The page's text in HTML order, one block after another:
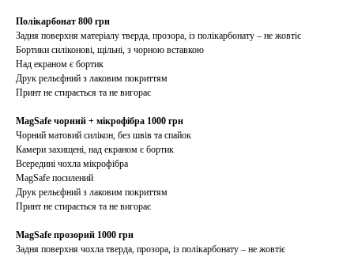
Полікарбонат 800 грн
Задня поверхня матеріалу тверда, прозора, із полікарбонату – не жовтіє
Бортики силіконові, щільні, з чорною вставкою
Над екраном є бортик
Друк рельєфний з лаковим покриттям
Принт не стирається та не вигорає
MagSafe чорний + мікрофібра 1000 грн
Чорний матовий силікон, без швів та спайок
Камери захищені, над екраном є бортик
Всередині чохла мікрофібра
MagSafe посилений
Друк рельєфний з лаковим покриттям
Принт не стирається та не вигорає
MagSafe прозорий 1000 грн
Задня поверхня чохла тверда, прозора, із полікарбонату – не жовтіє